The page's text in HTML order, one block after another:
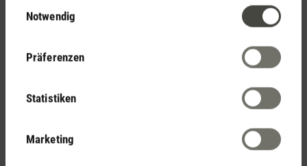
Notwendig
Präferenzen
Statistiken
Marketing